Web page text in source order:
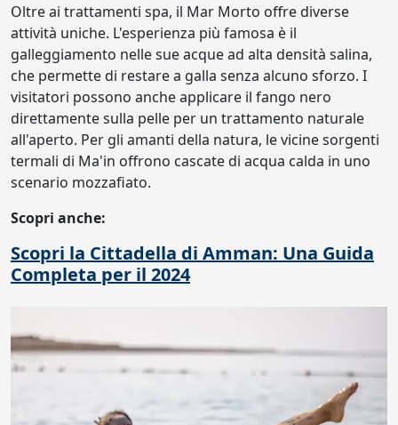
Oltre ai trattamenti spa, il Mar Morto offre diverse
attività uniche. L'esperienza più famosa è il
galleggiamento nelle sue acque ad alta densità salina,
che permette di restare a galla senza alcuno sforzo. I
visitatori possono anche applicare il fango nero
direttamente sulla pelle per un trattamento naturale
all'aperto. Per gli amanti della natura, le vicine sorgenti
termali di Ma'in offrono cascate di acqua calda in uno
scenario mozzafiato.
Scopri anche:
Scopri la Cittadella di Amman: Una Guida
Completa per il 2024